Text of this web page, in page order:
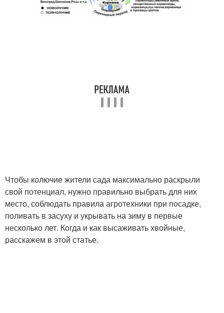
Чтобы колючие жители сада максимально раскрыли
свой потенциал, нужно правильно выбрать для них
место, соблюдать правила агротехники при посадке,
поливать в засуху и укрывать на зиму в первые
несколько лет. Когда и как высаживать хвойные,
расскажем в этой статье.